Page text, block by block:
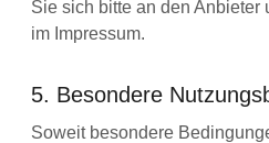
Sie sich bitte an den Anbieter
im Impressum.
5. Besondere
Soweit besondere